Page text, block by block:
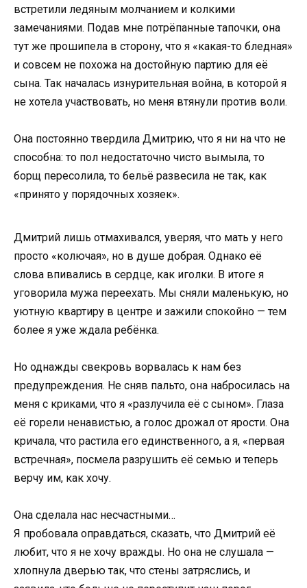
встретили ледяным молчанием и колкими
замечаниями. Подав мне потрёпанные тапочки, она
тут же прошипела в сторону, что я «какая-то бледная»
и совсем не похожа на достойную партию для её
сына. Так началась изнурительная война, в которой я
не хотела участвовать, но меня втянули против воли.
Она постоянно твердила Дмитрию, что я ни на что не
способна: то пол недостаточно чисто вымыла, то
борщ пересолила, то бельё развесила не так, как
«принято у порядочных хозяек».
Дмитрий лишь отмахивался, уверяя, что мать у него
просто «колючая», но в душе добрая. Однако её
слова впивались в сердце, как иголки. В итоге я
уговорила мужа переехать. Мы сняли маленькую, но
уютную квартиру в центре и зажили спокойно — тем
более я уже ждала ребёнка.
Но однажды свекровь ворвалась к нам без
предупреждения. Не сняв пальто, она набросилась на
меня с криками, что я «разлучила её с сыном». Глаза
её горели ненавистью, а голос дрожал от ярости. Она
кричала, что растила его единственного, а я, «первая
встречная», посмела разрушить её семью и теперь
верчу им, как хочу.
Она сделала нас несчастными…
Я пробовала оправдаться, сказать, что Дмитрий её
любит, что я не хочу вражды. Но она не слушала —
хлопнула дверью так, что стены затряслись, и